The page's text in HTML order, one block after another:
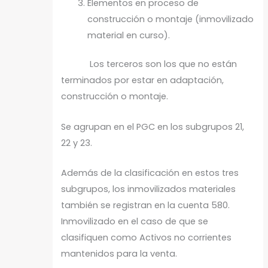
Elementos en proceso de
construcción o montaje (inmovilizado
material en curso).
Los terceros son los que no están
terminados por estar en adaptación,
construcción o montaje.
Se agrupan en el PGC en los subgrupos 21,
22 y 23.
Además de la clasificación en estos tres
subgrupos, los inmovilizados materiales
también se registran en la cuenta 580.
Inmovilizado en el caso de que se
clasifiquen como Activos no corrientes
mantenidos para la venta.